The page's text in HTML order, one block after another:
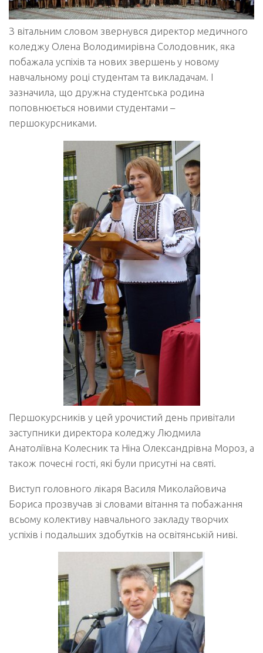
З вітальним словом звернувся директор медичного
коледжу Олена Володимирівна Солодовник, яка
побажала успіхів та нових звершень у новому
навчальному році студентам та викладачам. І
зазначила, що дружна студентська родина
поповнюється новими студентами –
першокурсниками.
Першокурсників у цей урочистий день привітали
заступники директора коледжу Людмила
Анатоліївна Колесник та Ніна Олександрівна Мороз, а
також почесні гості, які були присутні на святі.
Виступ головного лікаря Василя Миколайовича
Бориса прозвучав зі словами вітання та побажання
всьому колективу навчального закладу творчих
успіхів і подальших здобутків на освітянській ниві.